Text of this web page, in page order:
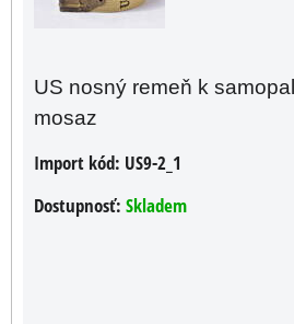
US nosný remeň k
mosaz
Import kód: US9-2_1
Dostupnosť: Skladem